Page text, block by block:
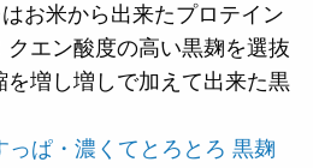
お米から出来たプロテイン
クエン酸度の高い黒麹を選抜
を増し増しで加えて出来た黒
ぱ・濃くてとろとろ 黒麹